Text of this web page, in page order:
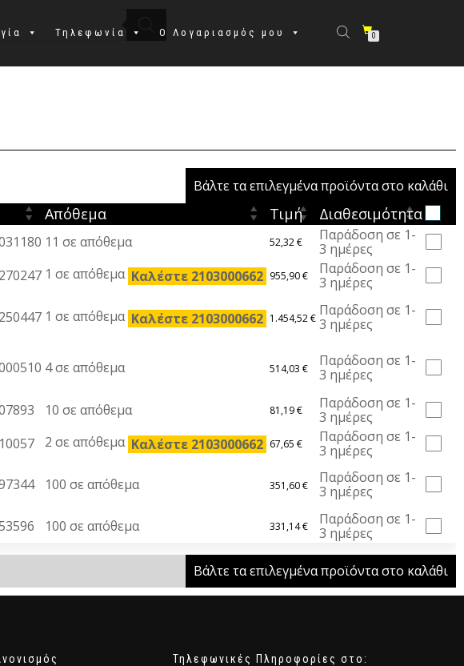
Τηλεφωνία Ο Λογαριασμός μου 0
Βάλτε τα επιλεγμένα προϊόντα στο καλάθι
Απόθεμα Τιμή Διαθεσιμότητα
11 σε απόθεμα 52,32€
Παράδοση σε 1-
3 ημέρες
1 σε απόθεμα Καλέστε 2103000662 955,90€
Παράδοση σε 1-
3 ημέρες
1 σε απόθεμα Καλέστε 2103000662 1.454,52€ Παράδοση σε 1-
3 ημέρες
4 σε απόθεμα 514,03 €
Παράδοση σε 1-
3 ημέρες
10 σε απόθεμα 81,19€
Παράδοση σε 1-
3 ημέρες
2 σε απόθεμα Καλέστε 2103000662 67,65 €
Παράδοση σε 1-
3 ημέρες
100 σε απόθεμα 351,60€
Παράδοση σε 1-
3 ημέρες
100 σε απόθεμα 331,14€
Παράδοση σε 1-
3 ημέρες
Βάλτε τα επιλεγμένα προϊόντα στο καλάθι
Τηλεφωνικές Πληροφορίες στο: